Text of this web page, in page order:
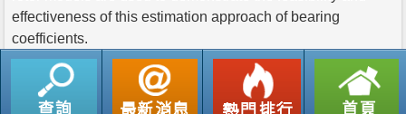
effectiveness of this estimation approach of bearing
coefficients.
返回列表